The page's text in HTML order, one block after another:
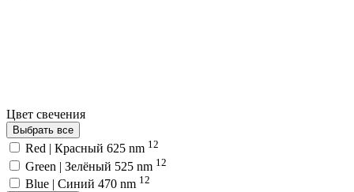
Цвет свечения
Выбрать все
Red | Красный 625 nm 12
Green | Зелёный 525 nm 12
Blue | Синий 470 nm 12